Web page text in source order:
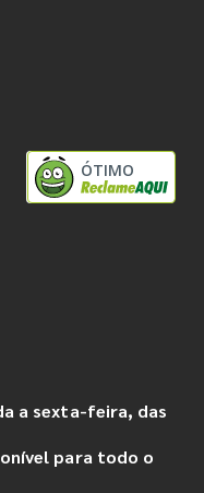
ÓTIMO
a sexta-feira, das
para todo o